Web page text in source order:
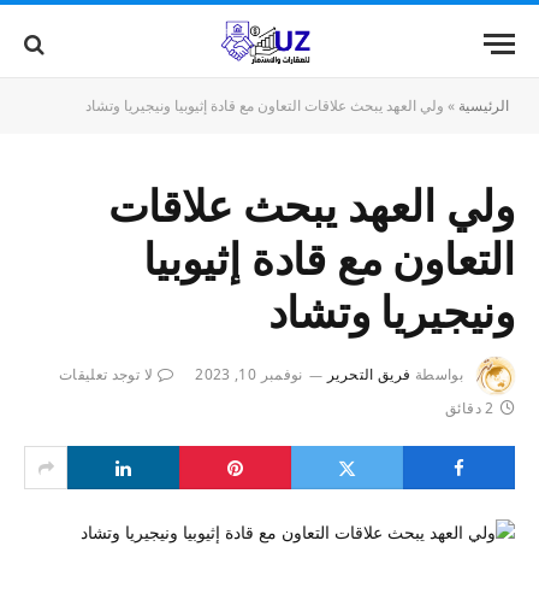
الرئيسية » ولي العهد يبحث علاقات التعاون مع قادة إثيوبيا ونيجيريا وتشاد
ولي العهد يبحث علاقات
التعاون مع قادة إثيوبيا
ونيجيريا وتشاد
بواسطة فريق التحرير نوفمبر 10, 2023
لا توجد تعليقات
2 دقائق